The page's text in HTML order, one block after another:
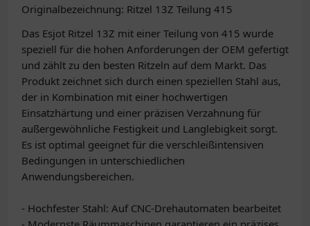
Originalbezeichnung: Ritzel 13Z Teilung 415
Das Esjot Ritzel 13Z mit einer Teilung von 415 wurde
speziell für die hohen Anforderungen der OEM gefertigt
und zählt zu den besten Ritzeln auf dem Markt. Das
Produkt zeichnet sich durch einen speziellen Stahl aus,
der in Kombination mit einer hochwertigen
Einsatzhärtung und einer präzisen Verzahnung für
außergewöhnliche Festigkeit und Langlebigkeit sorgt.
Es ist optimal geeignet für die verschleißintensiven
Bedingungen in unterschiedlichen
Anwendungsbereichen.
- Hochfester Stahl: Auf CNC-Drehautomaten bearbeitet